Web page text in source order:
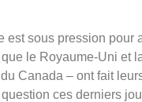
est sous pression pour
le Royaume-Uni et
Canada – ont fait
ces derniers